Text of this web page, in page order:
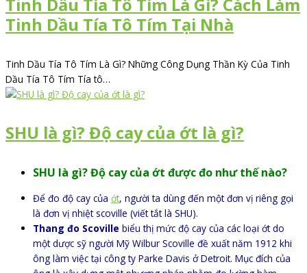
Tinh Dầu Tía Tô Tím Là Gì? Cách Làm
Tinh Dầu Tía Tô Tím Tại Nhà
Tinh Dầu Tía Tô Tím Là Gì? Những Công Dụng Thần Kỳ Của Tinh
Dầu Tía Tô Tím Tía tô…
SHU là gì? Độ cay của ớt là gì?
SHU là gì? Độ cay của ớt được đo như thế nào?
Để đo độ cay của ớt, người ta dùng đến một đơn vị riêng gọi
là đơn vị nhiệt scoville (viết tắt là SHU).
Thang đo Scoville biểu thị mức độ cay của các loại ớt do
một dược sỹ người Mỹ Wilbur Scoville đề xuất năm 1912 khi
ông làm việc tại công ty Parke Davis ở Detroit. Mục đích của